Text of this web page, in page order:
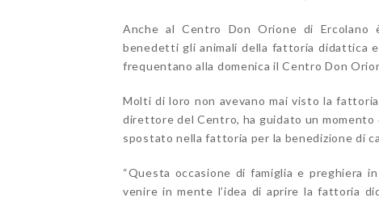
Anche al Centro Don Orione di
benedetti gli animali della fattoria didattica
frequentano alla domenica il Centro Don
Molti di loro non avevano mai visto la
direttore del Centro, ha guidato un momento
spostato nella fattoria per la benedizione di
“Questa occasione di famiglia e preghiera
venire in mente l’idea di aprire la fattoria